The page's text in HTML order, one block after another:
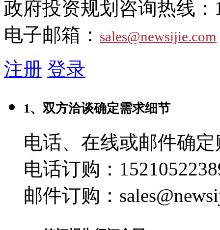
政府投资规划咨询热线：
电子邮箱： sales@newsijie.com
注册 登录
1、双方洽谈确定需求细节
电话、在线或邮件确
电话订购：
邮件订购：